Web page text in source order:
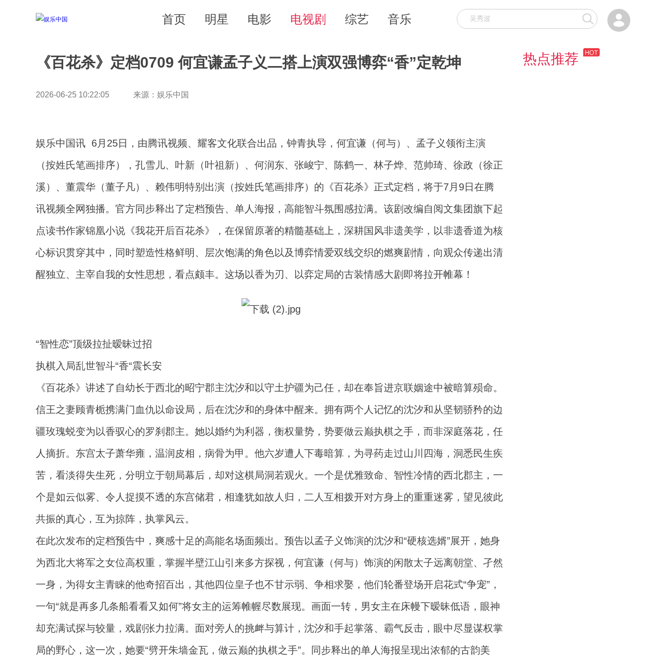
首页 明星 电影 电视剧 综艺 音乐 
《百花杀》定档0709 何宜谦孟子义二搭上演双强博弈“香”定乾坤
2026-06-25 10:22:05 来源：娱乐中国
娱乐中国讯 6月25日，由腾讯视频、耀客文化联合出品，钟青执导，何宜谦（何与）、孟子义领衔主演
（按姓氏笔画排序），孔雪儿、叶新（叶祖新）、何润东、张峻宁、陈鹤一、林子烨、范帅琦、徐政（徐正
溪）、董震华（董子凡）、赖伟明特别出演（按姓氏笔画排序）的《百花杀》正式定档，将于7月9日在腾
讯视频全网独播。官方同步释出了定档预告、单人海报，高能智斗氛围感拉满。该剧改编自阅文集团旗下起
点读书作家锦凰小说《我花开后百花杀》，在保留原著的精髓基础上，深耕国风非遗美学，以非遗香道为核
心标识贯穿其中，同时塑造性格鲜明、层次饱满的角色以及博弈情爱双线交织的燃爽剧情，向观众传递出清
醒独立、主宰自我的女性思想，看点颇丰。这场以香为刃、以弈定局的古装情感大剧即将拉开帷幕！
“智性恋”顶级拉扯暧昧过招
执棋入局乱世智斗“香“震长安
《百花杀》讲述了自幼长于西北的昭宁郡主沈汐和以守土护疆为己任，却在奉旨进京联姻途中被暗算殒命。
信王之妻顾青栀携满门血仇以命设局，后在沈汐和的身体中醒来。拥有两个人记忆的沈汐和从坚韧骄矜的边
疆玫瑰蜕变为以香驭心的罗刹郡主。她以婚约为利器，衡权量势，势要做云巅执棋之手，而非深庭落花，任
人摘折。东宫太子萧华雍，温润皮相，病骨为甲。他六岁遭人下毒暗算，为寻药走过山川四海，洞悉民生疾
苦，看淡得失生死，分明立于朝局幕后，却对这棋局洞若观火。一个是优雅致命、智性冷情的西北郡主，一
个是如云似雾、令人捉摸不透的东宫储君，相逢犹如故人归，二人互相拨开对方身上的重重迷雾，望见彼此
共振的真心，互为掠阵，执掌风云。
在此次发布的定档预告中，爽感十足的高能名场面频出。预告以孟子义饰演的沈汐和“硬核选婿”展开，她身
为西北大将军之女位高权重，掌握半壁江山引来多方探视，何宜谦（何与）饰演的闲散太子远离朝堂、孑然
一身，为得女主青睐的他奇招百出，其他四位皇子也不甘示弱、争相求娶，他们轮番登场开启花式“争宠”，
一句“就是再多几条船看看又如何”将女主的运筹帷幄尽数展现。画面一转，男女主在床幔下暧昧低语，眼神
却充满试探与较量，戏剧张力拉满。面对旁人的挑衅与算计，沈汐和手起掌落、霸气反击，眼中尽显谋权掌
局的野心，这一次，她要“劈开朱墙金瓦，做云巅的执棋之手”。同步释出的单人海报呈现出浓郁的古韵美
热点推荐